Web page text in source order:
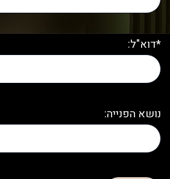
*דוא"ל:
נושא הפנייה: